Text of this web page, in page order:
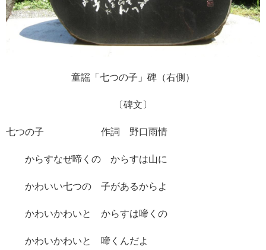
童謡「七つの子」碑（右側）
〔碑文〕
七つの子 作詞 野口雨情
からすなぜ啼くの からすは山に
かわいい七つの 子があるからよ
かわいかわいと からすは啼くの
かわいかわいと 啼くんだよ